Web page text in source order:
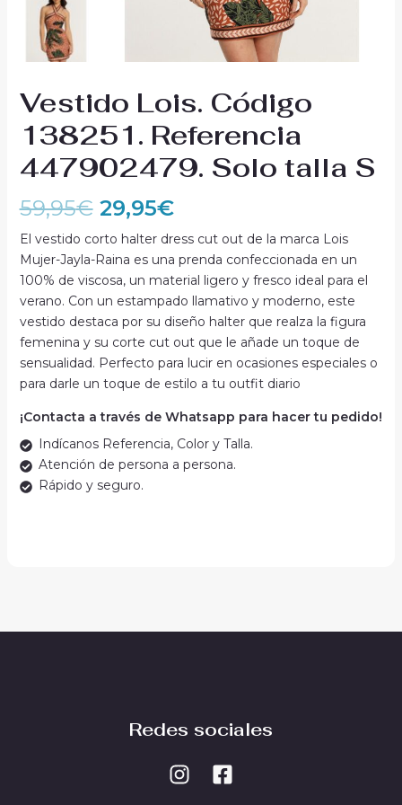
Vestido Lois. Código
138251. Referencia
447902479. Solo talla S
59,95€ 29,95€
El vestido corto halter dress cut out de la marca Lois
Mujer-Jayla-Raina es una prenda confeccionada en un
100% de viscosa, un material ligero y fresco ideal para el
verano. Con un estampado llamativo y moderno, este
vestido destaca por su diseño halter que realza la figura
femenina y su corte cut out que le añade un toque de
sensualidad. Perfecto para lucir en ocasiones especiales o
para darle un toque de estilo a tu outfit diario
¡Contacta a través de Whatsapp para hacer tu pedido!
Indícanos Referencia, Color y Talla.
Atención de persona a persona.
Rápido y seguro.
Redes sociales